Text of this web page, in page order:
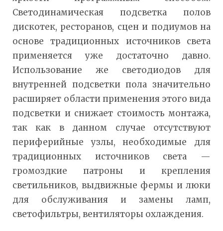
Светодинамическая подсветка полов
дискотек, ресторанов, сцен и подиумов на
основе традиционных источников света
применяется уже достаточно давно.
Использование же светодиодов для
внутренней подсветки пола значительно
расширяет области применения этого вида
подсветки и снижает стоимость монтажа,
так как в данном случае отсутствуют
периферийные узлы, необходимые для
традиционных источников света —
громоздкие патроны и крепления
светильников, выдвижные фермы и люки
для обслуживания и замены ламп,
светофильтры, вентиляторы охлаждения.